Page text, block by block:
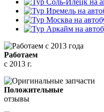
Работаем
с 2013 г.
Положительные
отзывы